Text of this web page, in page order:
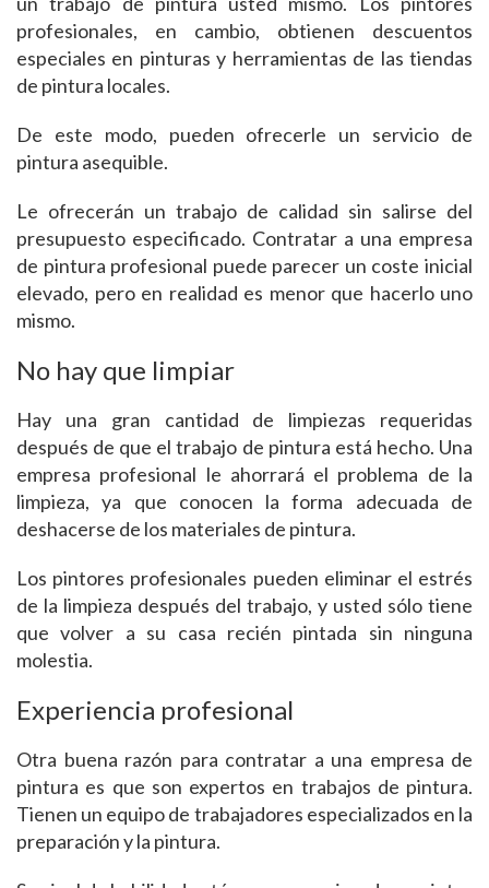
profesionales, en cambio, obtienen descuentos
especiales en pinturas y herramientas de las tiendas
de pintura locales.
De este modo, pueden ofrecerle un servicio de
pintura asequible.
Le ofrecerán un trabajo de calidad sin salirse del
presupuesto especificado. Contratar a una empresa
de pintura profesional puede parecer un coste inicial
elevado, pero en realidad es menor que hacerlo uno
mismo.
No hay que limpiar
Hay una gran cantidad de limpiezas requeridas
después de que el trabajo de pintura está hecho. Una
empresa profesional le ahorrará el problema de la
limpieza, ya que conocen la forma adecuada de
deshacerse de los materiales de pintura.
Los pintores profesionales pueden eliminar el estrés
de la limpieza después del trabajo, y usted sólo tiene
que volver a su casa recién pintada sin ninguna
molestia.
Experiencia profesional
Otra buena razón para contratar a una empresa de
pintura es que son expertos en trabajos de pintura.
Tienen un equipo de trabajadores especializados en la
preparación y la pintura.